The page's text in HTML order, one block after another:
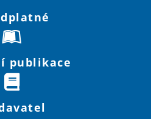
publikace